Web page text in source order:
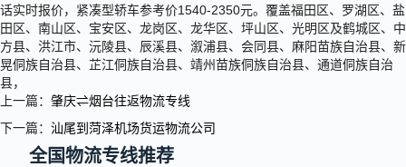
话实时报价，紧凑型轿车参考价1540-2350元。覆盖福田区、罗湖区、盐
田区、南山区、宝安区、龙岗区、龙华区、坪山区、光明区及鹤城区、中
方县、洪江市、沅陵县、辰溪县、溆浦县、会同县、麻阳苗族自治县、新
晃侗族自治县、芷江侗族自治县、靖州苗族侗族自治县、通道侗族自治
县，
上一篇： 肇庆⇌烟台往返物流专线
下一篇： 汕尾到菏泽机场货运物流公司
全国物流专线推荐